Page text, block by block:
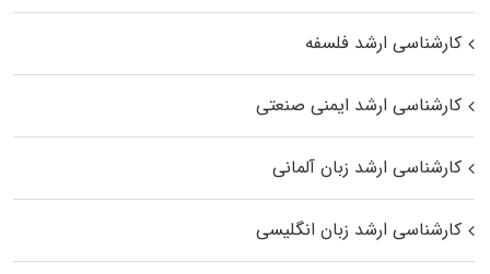
کارشناسی ارشد فلسفه
کارشناسی ارشد ایمنی صنعتی
کارشناسی ارشد زبان آلمانی
کارشناسی ارشد زبان انگلیسی